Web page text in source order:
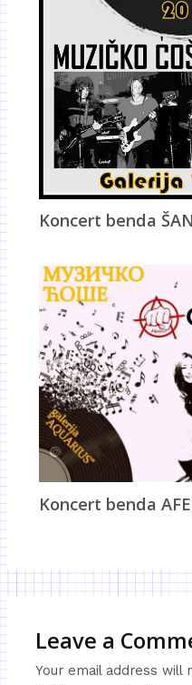
Koncert benda
Koncert benda
Leave a
Your email address will